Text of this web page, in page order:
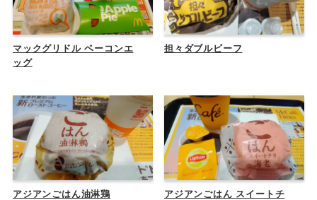
マックグリドル ベーコンエ
ッグ
担々ダブルビーフ
アジアンごはん油淋鶏
アジアンごはん スイートチ